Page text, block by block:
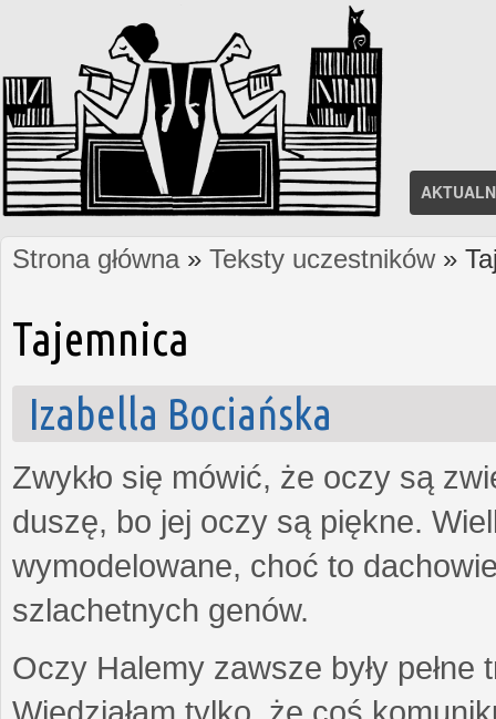
Jesteś tutaj
Strona główna» Teksty uczestników»
Tajemnica
Izabella Bociańska
Zwykło się mówić, że oczy są
duszę, bo jej oczy są piękne.
wymodelowane, choć to
szlachetnych genów.
Oczy Halemy zawsze były
Wiedziałam tylko, że coś